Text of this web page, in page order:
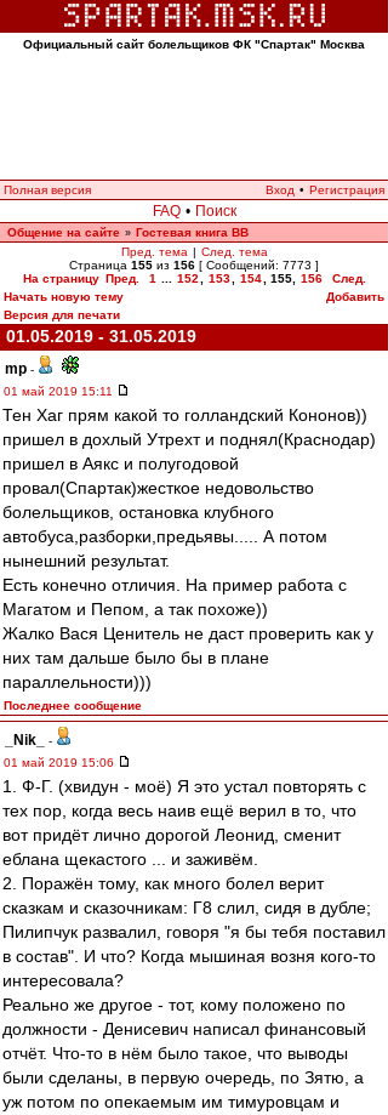
Официальный сайт болельщиков ФК "Спартак" Москва
Полная версия Вход • Регистрация
FAQ • Поиск
Общение на сайте » Гостевая книга ВВ
Пред. тема | След. тема
Страница 155 из 156 [ Сообщений: 7773 ]
На страницу Пред. 1 152 153 154 155, 156
След.
Начать новую тему
Добавить
Версия для печати
01.05.2019 - 31.05.2019
mp -
01 май 2019 15:11
Тен Хаг прям какой то голландский Кононов))
пришел в дохлый Утрехт и поднял(Краснодар)
пришел в Аякс и полугодовой
провал(Спартак)жесткое недовольство
болельщиков, остановка клубного
автобуса,разборки,предьявы..... А потом
нынешний результат.
Есть конечно отличия. На пример работа с
Магатом и Пепом, а так похоже))
Жалко Вася Ценитель не даст проверить как у
них там дальше было бы в плане
параллельности)))
Последнее сообщение
_Nik_
-
01 май 2019 15:06
1. Ф-Г. (хвидун - моё) Я это устал повторять с
тех пор, когда весь наив ещё верил в то, что
вот придёт лично дорогой Леонид, сменит
еблана щекастого ... и заживём.
2. Поражён тому, как много болел верит
сказкам и сказочникам: Г8 слил, сидя в дубле;
Пилипчук развалил, говоря "я бы тебя поставил
в состав". И что? Когда мышиная возня кого-то
интересовала?
Реально же другое - тот, кому положено по
должности - Денисевич написал финансовый
отчёт. Что-то в нём было такое, что выводы
были сделаны, в первую очередь, по Зятю, а
уж потом по опекаемым им тимуровцам и